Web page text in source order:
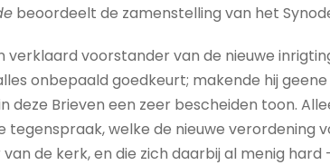
beoordeelt de zamenstelling van het
verklaard voorstander van de nieuwe
onbepaald goedkeurt; makende hij
Brieven een zeer bescheiden toon.
welke de nieuwe verordening
de kerk, en die zich daarbij al menig hard